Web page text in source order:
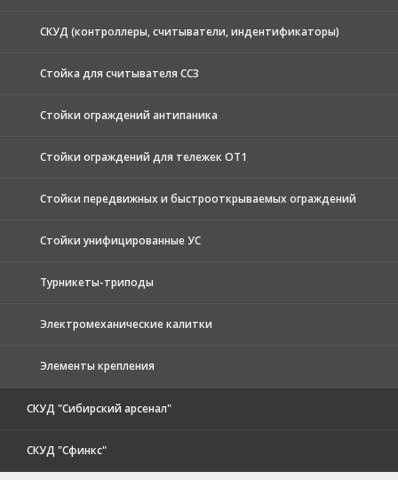
СКУД (контроллеры, считыватели, индентификаторы)
Стойка для считывателя СС3
Стойки ограждений антипаника
Стойки ограждений для тележек ОТ1
Стойки передвижных и быстрооткрываемых ограждений
Стойки унифицированные УС
Турникеты-триподы
Электромеханические калитки
Элементы крепления
СКУД "Сибирский арсенал"
СКУД "Сфинкс"